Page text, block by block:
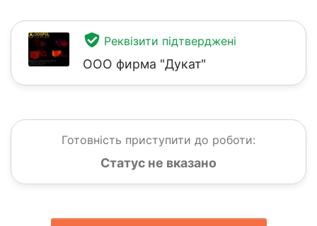
Реквізити підтверджені
ООО фирма "Дукат"
Готовність приступити до роботи:
Статус не вказано